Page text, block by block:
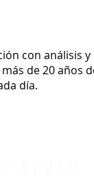
con análisis
de 20 años
día.